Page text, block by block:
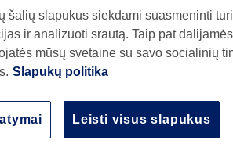
šalių slapukus siekdami suasmeninti
ir analizuoti srautą. Taip pat dalijamės
mūsų svetaine su savo socialinių
Slapukų politika
Leisti visus slapukus